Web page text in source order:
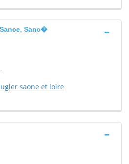
Sanc�
saone et loire